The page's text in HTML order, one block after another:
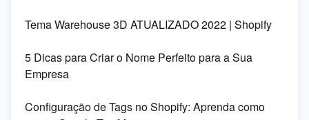
Tema Warehouse 3D ATUALIZADO 2022 | Shopify
5 Dicas para Criar o Nome Perfeito para a Sua
Empresa
Configuração de Tags no Shopify: Aprenda como